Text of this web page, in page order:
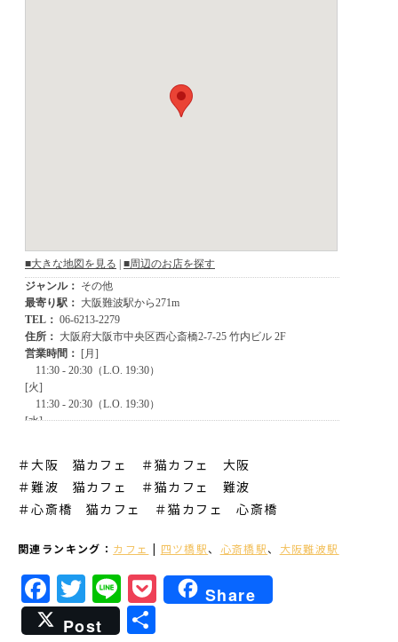
＃大阪 猫カフェ ＃猫カフェ 大阪
＃難波 猫カフェ
＃猫カフェ 難波
＃心斎橋 猫カフェ
＃猫カフェ 心斎橋
関連ランキング： カフェ | 四ツ橋駅、 心斎橋駅、 大阪難波駅
Facebook
Twitter
LinePocket
Share
Post
共